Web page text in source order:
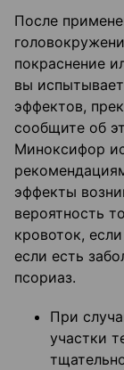
После
покраснение
вы
эффектов,
сообщите об
Миноксифор
эффекты
вероятность
кровоток,
если есть
псориаз.
При
участки